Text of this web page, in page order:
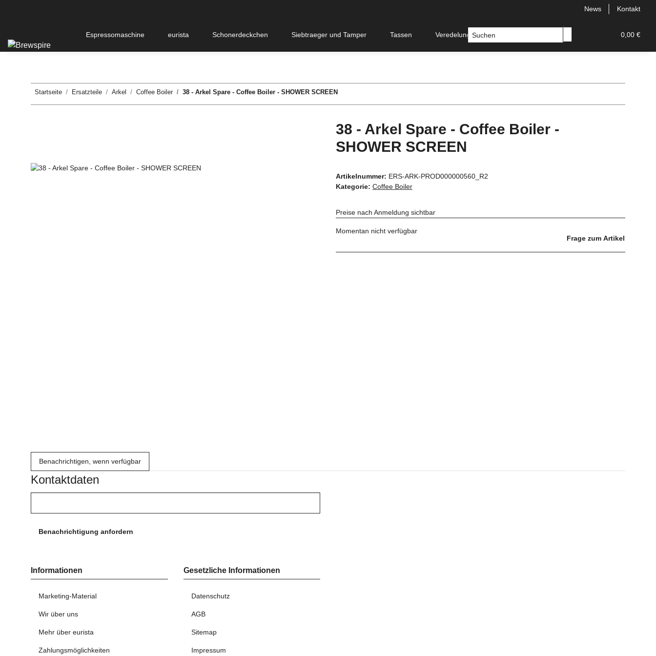
News Kontakt
0,00 €
Espressomaschine eurista Schonerdeckchen Siebtraeger und Tamper Tassen Veredelungssets neu
Startseite Ersatzteile Arkel Coffee Boiler 38 - Arkel Spare - Coffee Boiler - SHOWER SCREEN
38 - Arkel Spare - Coffee Boiler -
SHOWER SCREEN
Artikelnummer: ERS-ARK-PROD000000560_R2
Kategorie: Coffee Boiler
Preise nach Anmeldung sichtbar
Momentan nicht verfügbar
Frage zum Artikel
Benachrichtigen, wenn verfügbar
Kontaktdaten
Benachrichtigung anfordern
Informationen
Marketing-Material
Wir über uns
Mehr über eurista
Zahlungsmöglichkeiten
Gesetzliche Informationen
Datenschutz
AGB
Sitemap
Impressum